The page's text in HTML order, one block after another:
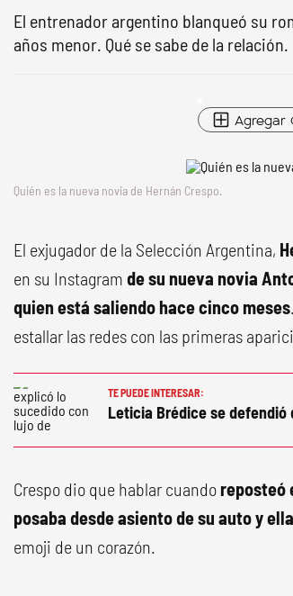
El entrenador argentino blanqueó su
años menor. Qué se sabe de la relación.
Agregar
Quién es la nueva novia de Hernán Crespo.
El exjugador de la Selección Argentina,
en su Instagram de su nueva novia
quien está saliendo hace cinco meses
estallar las redes con las primeras
TE PUEDE INTERESAR:
Leticia Brédice se
Crespo dio que hablar cuando reposteó
posaba desde asiento de su auto y
emoji de un corazón.